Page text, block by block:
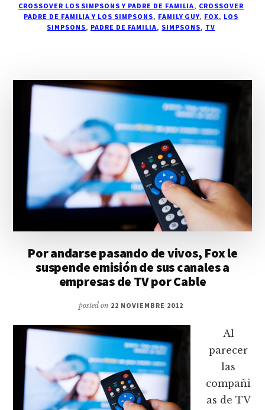
CROSSOVER LOS SIMPSONS Y PADRE DE FAMILIA, CROSSOVER
PADRE DE FAMILIA Y LOS SIMPSONS, FAMILY GUY, FOX, LOS
SIMPSONS, PADRE DE FAMILIA, SIMPSONS, TV
Por andarse pasando de vivos, Fox le
suspende emisión de sus canales a
empresas de TV por Cable
posted on 22 NOVIEMBRE 2012
Al
parecer
las
compañi
as de TV